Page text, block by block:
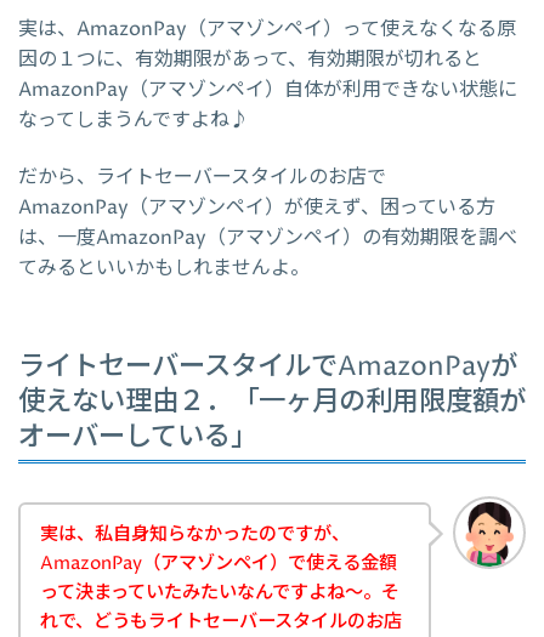
実は、AmazonPay（アマゾンペイ）って使えなくなる原
因の１つに、有効期限があって、有効期限が切れると
AmazonPay（アマゾンペイ）自体が利用できない状態に
なってしまうんですよね♪
だから、ライトセーバースタイルのお店で
AmazonPay（アマゾンペイ）が使えず、困っている方
は、一度AmazonPay（アマゾンペイ）の有効期限を調べ
てみるといいかもしれませんよ。
ライトセーバースタイルでAmazonPayが
使えない理由２．「一ヶ月の利用限度額が
オーバーしている」
実は、私自身知らなかったのですが、
AmazonPay（アマゾンペイ）で使える金額
って決まっていたみたいなんですよね～。そ
れで、どうもライトセーバースタイルのお店